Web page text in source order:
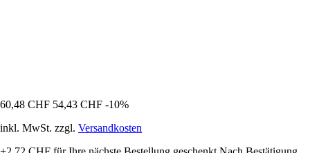
60,48 CHF 54,43 CHF -10%
inkl. MwSt. zzgl. Versandkosten